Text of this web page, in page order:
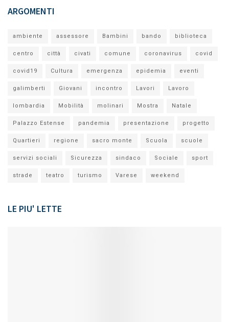
ARGOMENTI
ambiente assessore Bambini bando biblioteca
centro città civati comune coronavirus covid
covid19 Cultura emergenza epidemia eventi
galimberti Giovani incontro Lavori Lavoro
lombardia Mobilità molinari Mostra Natale
Palazzo Estense pandemia presentazione progetto
Quartieri regione sacro monte Scuola scuole
servizi sociali Sicurezza sindaco Sociale sport
strade teatro turismo Varese weekend
LE PIU' LETTE